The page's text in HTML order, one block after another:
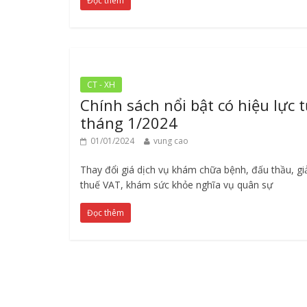
CT - XH
Chính sách nổi bật có hiệu lực
tháng 1/2024
01/01/2024 vung cao
Thay đổi giá dịch vụ khám chữa bệnh, đấu thầu,
thuế VAT, khám sức khỏe nghĩa vụ quân sự
Đọc thêm